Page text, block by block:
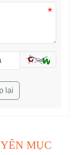
*
lại
MỤC